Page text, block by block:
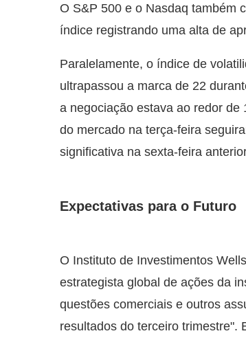
O S&P 500 e o Nasdaq também
índice registrando uma alta de
Paralelamente, o índice de
ultrapassou a marca de 22
a negociação estava ao redor
do mercado na terça-feira
significativa na sexta-feira
Expectativas para o Futuro
O Instituto de Investimentos
estrategista global de ações da
questões comerciais e outros
resultados do terceiro trimestre".